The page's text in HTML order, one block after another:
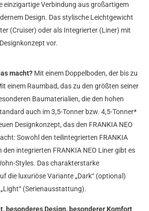
einzigartige Verbindung aus großartigem
Design. Das stylische Leichtgewicht
(Cruiser) oder als Integrierter (Liner) mit
vor.
macht? Mit einem Doppelboden, der bis zu
einem Raumbad, das zu den größten seiner
Baumaterialien, die den hohen
auch im 3,5-Tonner bzw. 4,5-Tonner*
Designkonzept, das den FRANKIA NEO
Sowohl den teilintegrierten FRANKIA
den integrierten FRANKIA NEO Liner gibt es
Styles. Das charakterstarke
die luxuriöse Variante „Dark“ (optional)
(Serienausstattung).
besonderes Design, besonderer Komfort